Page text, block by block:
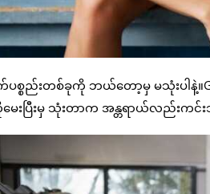
စ္စည်းတစ်ခုကို ဘယ်တော့မှ မသုံးပါနဲ့
းပြီးမှ သုံးတာက အန္တရာယ်လည်းက